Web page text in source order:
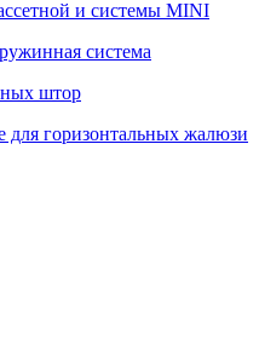
и системы MINI
система
штор
горизонтальных жалюзи